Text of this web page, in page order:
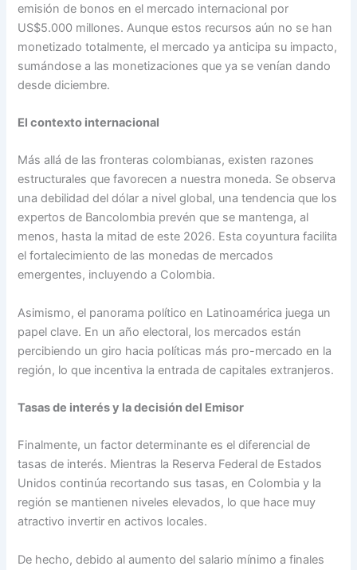
emisión de bonos en el mercado internacional por
US$5.000 millones. Aunque estos recursos aún no se han
monetizado totalmente, el mercado ya anticipa su impacto,
sumándose a las monetizaciones que ya se venían dando
desde diciembre.
El contexto internacional
Más allá de las fronteras colombianas, existen razones
estructurales que favorecen a nuestra moneda. Se observa
una debilidad del dólar a nivel global, una tendencia que los
expertos de Bancolombia prevén que se mantenga, al
menos, hasta la mitad de este 2026. Esta coyuntura facilita
el fortalecimiento de las monedas de mercados
emergentes, incluyendo a Colombia.
Asimismo, el panorama político en Latinoamérica juega un
papel clave. En un año electoral, los mercados están
percibiendo un giro hacia políticas más pro-mercado en la
región, lo que incentiva la entrada de capitales extranjeros.
Tasas de interés y la decisión del Emisor
Finalmente, un factor determinante es el diferencial de
tasas de interés. Mientras la Reserva Federal de Estados
Unidos continúa recortando sus tasas, en Colombia y la
región se mantienen niveles elevados, lo que hace muy
atractivo invertir en activos locales.
De hecho, debido al aumento del salario mínimo a finales